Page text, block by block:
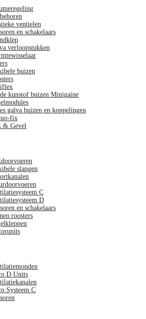
ventielen
en schakelaars
verloopstukken
buizen
kunstof buizen Minigaine
galva buizen en koppelingen
fix
& Gevel
slangen
C
D
en schakelaars
roosters
D Units
Systeem C